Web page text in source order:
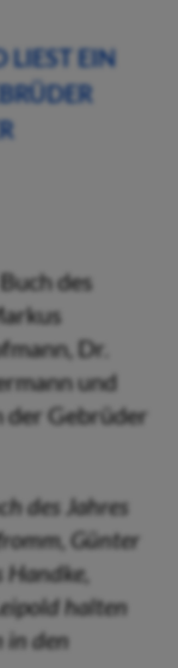
LIEST EIN
des Jahres
Günter
Handke,
halten
in den